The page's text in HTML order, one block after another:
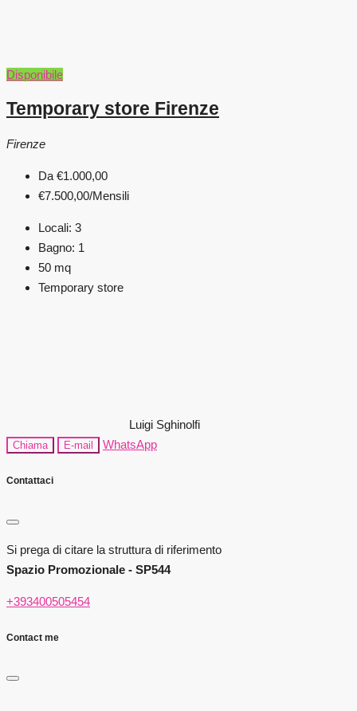
Disponibile
Temporary store Firenze
Firenze
Da €1.000,00
€7.500,00/Mensili
Locali: 3
Bagno: 1
50 mq
Temporary store
Luigi Sghinolfi
Chiama E-mail WhatsApp
Contattaci
Si prega di citare la struttura di riferimento
Spazio Promozionale - SP544
+393400505454
Contact me